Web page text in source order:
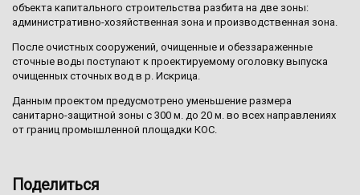
объекта капитального строительства разбита на две зоны:
административно-хозяйственная зона и производственная зона.
После очистных сооружений, очищенные и обеззараженные
сточные воды поступают к проектируемому оголовку выпуска
очищенных сточных вод в р. Искрица.
Данным проектом предусмотрено уменьшение размера
санитарно-защитной зоны с 300 м. до 20 м. во всех направлениях
от границ промышленной площадки КОС.
Поделиться